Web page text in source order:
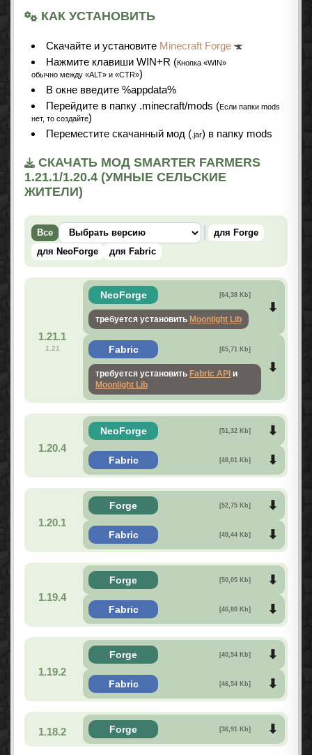
КАК УСТАНОВИТЬ
Cкачайте и установите Minecraft Forge
Нажмите клавиши WIN+R (Кнопка «WIN»
обычно между «ALT» и «CTR»)
В окне введите %appdata%
Перейдите в папку .minecraft/mods (Если папки mods
нет, то создайте)
Переместите скачанный мод ( .jar) в папку mods
СКАЧАТЬ МОД SMARTER FARMERS
1.21.1/1.20.4 (УМНЫЕ СЕЛЬСКИЕ
ЖИТЕЛИ)
Все
для Forge
для NeoForge
для Fabric
1.21.1
1.21
NeoForge [64,38 Kb]
требуется установить Moonlight Lib
Fabric [65,71 Kb]
требуется установить Fabric API и
Moonlight Lib
1.20.4
NeoForge [51,32 Kb]
Fabric [48,01 Kb]
1.20.1
Forge [52,75 Kb]
Fabric [49,44 Kb]
1.19.4
Forge [50,05 Kb]
Fabric [46,80 Kb]
1.19.2
Forge [40,54 Kb]
Fabric [46,54 Kb]
1.18.2 Forge [36,91 Kb]